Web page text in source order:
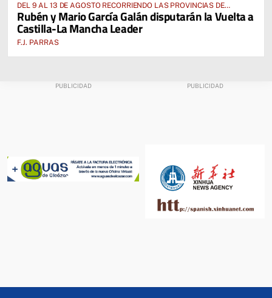
DEL 9 AL 13 DE AGOSTO RECORRIENDO LAS PROVINCIAS DE
CUENCA, ALBACETE, TOLEDO Y CIUDAD REAL
Rubén y Mario García Galán disputarán la Vuelta a
Castilla-La Mancha Leader
F.J. PARRAS